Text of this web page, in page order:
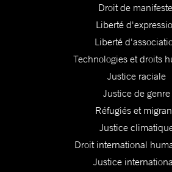
Droit de
Liberté
Liberté
Technologies et droits
Justice raciale
Justice de genre
Réfugiés et
Justice
Droit international
Justice